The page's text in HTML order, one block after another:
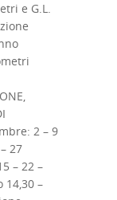
e G.L.
2 – 9
27
– 22 –
14,30 –